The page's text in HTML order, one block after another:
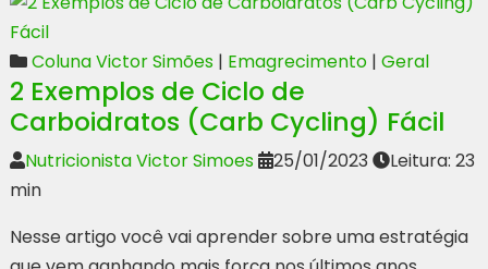
Coluna Victor Simões | Emagrecimento | Geral
2 Exemplos de Ciclo de
Carboidratos (Carb Cycling) Fácil
Nutricionista Victor Simoes 25/01/2023
Leitura: 23
min
Nesse artigo você vai aprender sobre uma estratégia